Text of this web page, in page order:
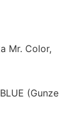
Mr. Color,
(Gunze